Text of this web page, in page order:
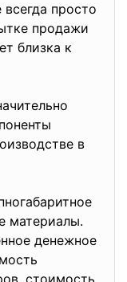
просто
продажи
близка к
в
материалы.
денежное
стоимость